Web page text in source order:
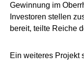
Gewinnung im
Investoren stellen
bereit, teilte Reiche
Ein weiteres Projekt